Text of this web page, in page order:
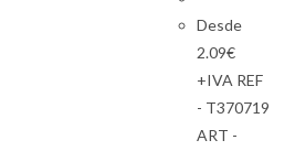
Desde
2.09€
+IVA REF
- T370719
ART -